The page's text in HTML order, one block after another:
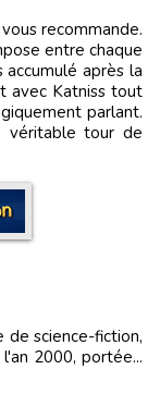
recommande.
entre chaque
après la
avec Katniss tout
parlant.
véritable tour de
science-fiction,
2000, portée...